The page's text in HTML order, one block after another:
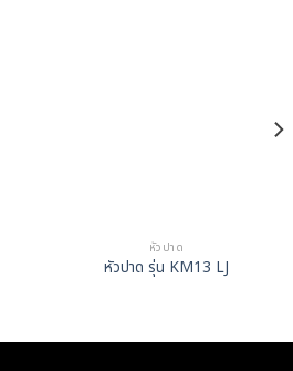
หัวปาด
หัวปาด รุ่น KM13 LJ